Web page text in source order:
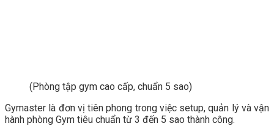
(Phòng tập gym cao cấp, chuẩn 5 sao)
Gymaster là đơn vị tiên phong trong việc setup, quản lý và vận
hành phòng Gym tiêu chuẩn từ 3 đến 5 sao thành công.